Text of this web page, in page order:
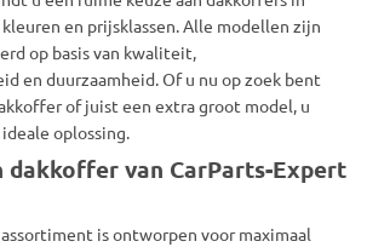
en prijsklassen. Alle modellen zijn
op basis van kwaliteit,
en duurzaamheid. Of u nu op zoek bent
of juist een extra groot model, u
oplossing.
dakkoffer van CarParts-Expert
is ontworpen voor maximaal